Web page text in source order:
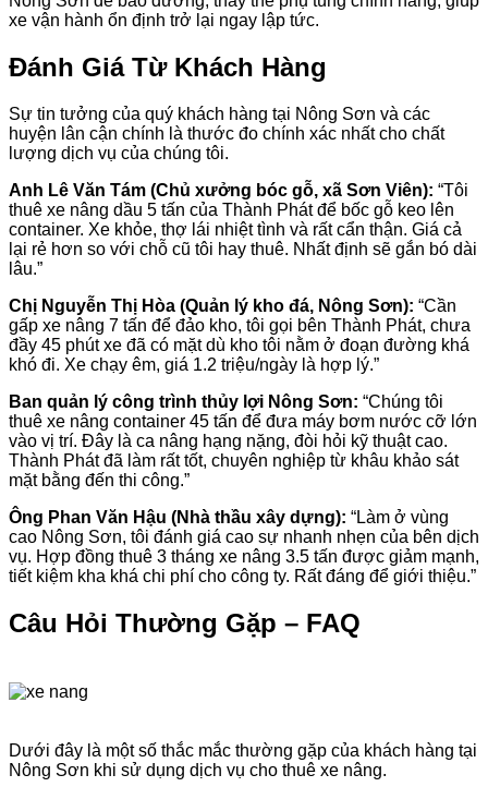
xe vận hành ổn định trở lại ngay lập tức.
Đánh Giá Từ Khách Hàng
Sự tin tưởng của quý khách hàng tại Nông Sơn và các
huyện lân cận chính là thước đo chính xác nhất cho chất
lượng dịch vụ của chúng tôi.
Anh Lê Văn Tám (Chủ xưởng bóc gỗ, xã Sơn Viên): “Tôi
thuê xe nâng dầu 5 tấn của Thành Phát để bốc gỗ keo lên
container. Xe khỏe, thợ lái nhiệt tình và rất cẩn thận. Giá cả
lại rẻ hơn so với chỗ cũ tôi hay thuê. Nhất định sẽ gắn bó dài
lâu.”
Chị Nguyễn Thị Hòa (Quản lý kho đá, Nông Sơn): “Cần
gấp xe nâng 7 tấn để đảo kho, tôi gọi bên Thành Phát, chưa
đầy 45 phút xe đã có mặt dù kho tôi nằm ở đoạn đường khá
khó đi. Xe chạy êm, giá 1.2 triệu/ngày là hợp lý.”
Ban quản lý công trình thủy lợi Nông Sơn: “Chúng tôi
thuê xe nâng container 45 tấn để đưa máy bơm nước cỡ lớn
vào vị trí. Đây là ca nâng hạng nặng, đòi hỏi kỹ thuật cao.
Thành Phát đã làm rất tốt, chuyên nghiệp từ khâu khảo sát
mặt bằng đến thi công.”
Ông Phan Văn Hậu (Nhà thầu xây dựng): “Làm ở vùng
cao Nông Sơn, tôi đánh giá cao sự nhanh nhẹn của bên dịch
vụ. Hợp đồng thuê 3 tháng xe nâng 3.5 tấn được giảm mạnh,
tiết kiệm kha khá chi phí cho công ty. Rất đáng để giới thiệu.”
Câu Hỏi Thường Gặp – FAQ
Dưới đây là một số thắc mắc thường gặp của khách hàng tại
Nông Sơn khi sử dụng dịch vụ cho thuê xe nâng.